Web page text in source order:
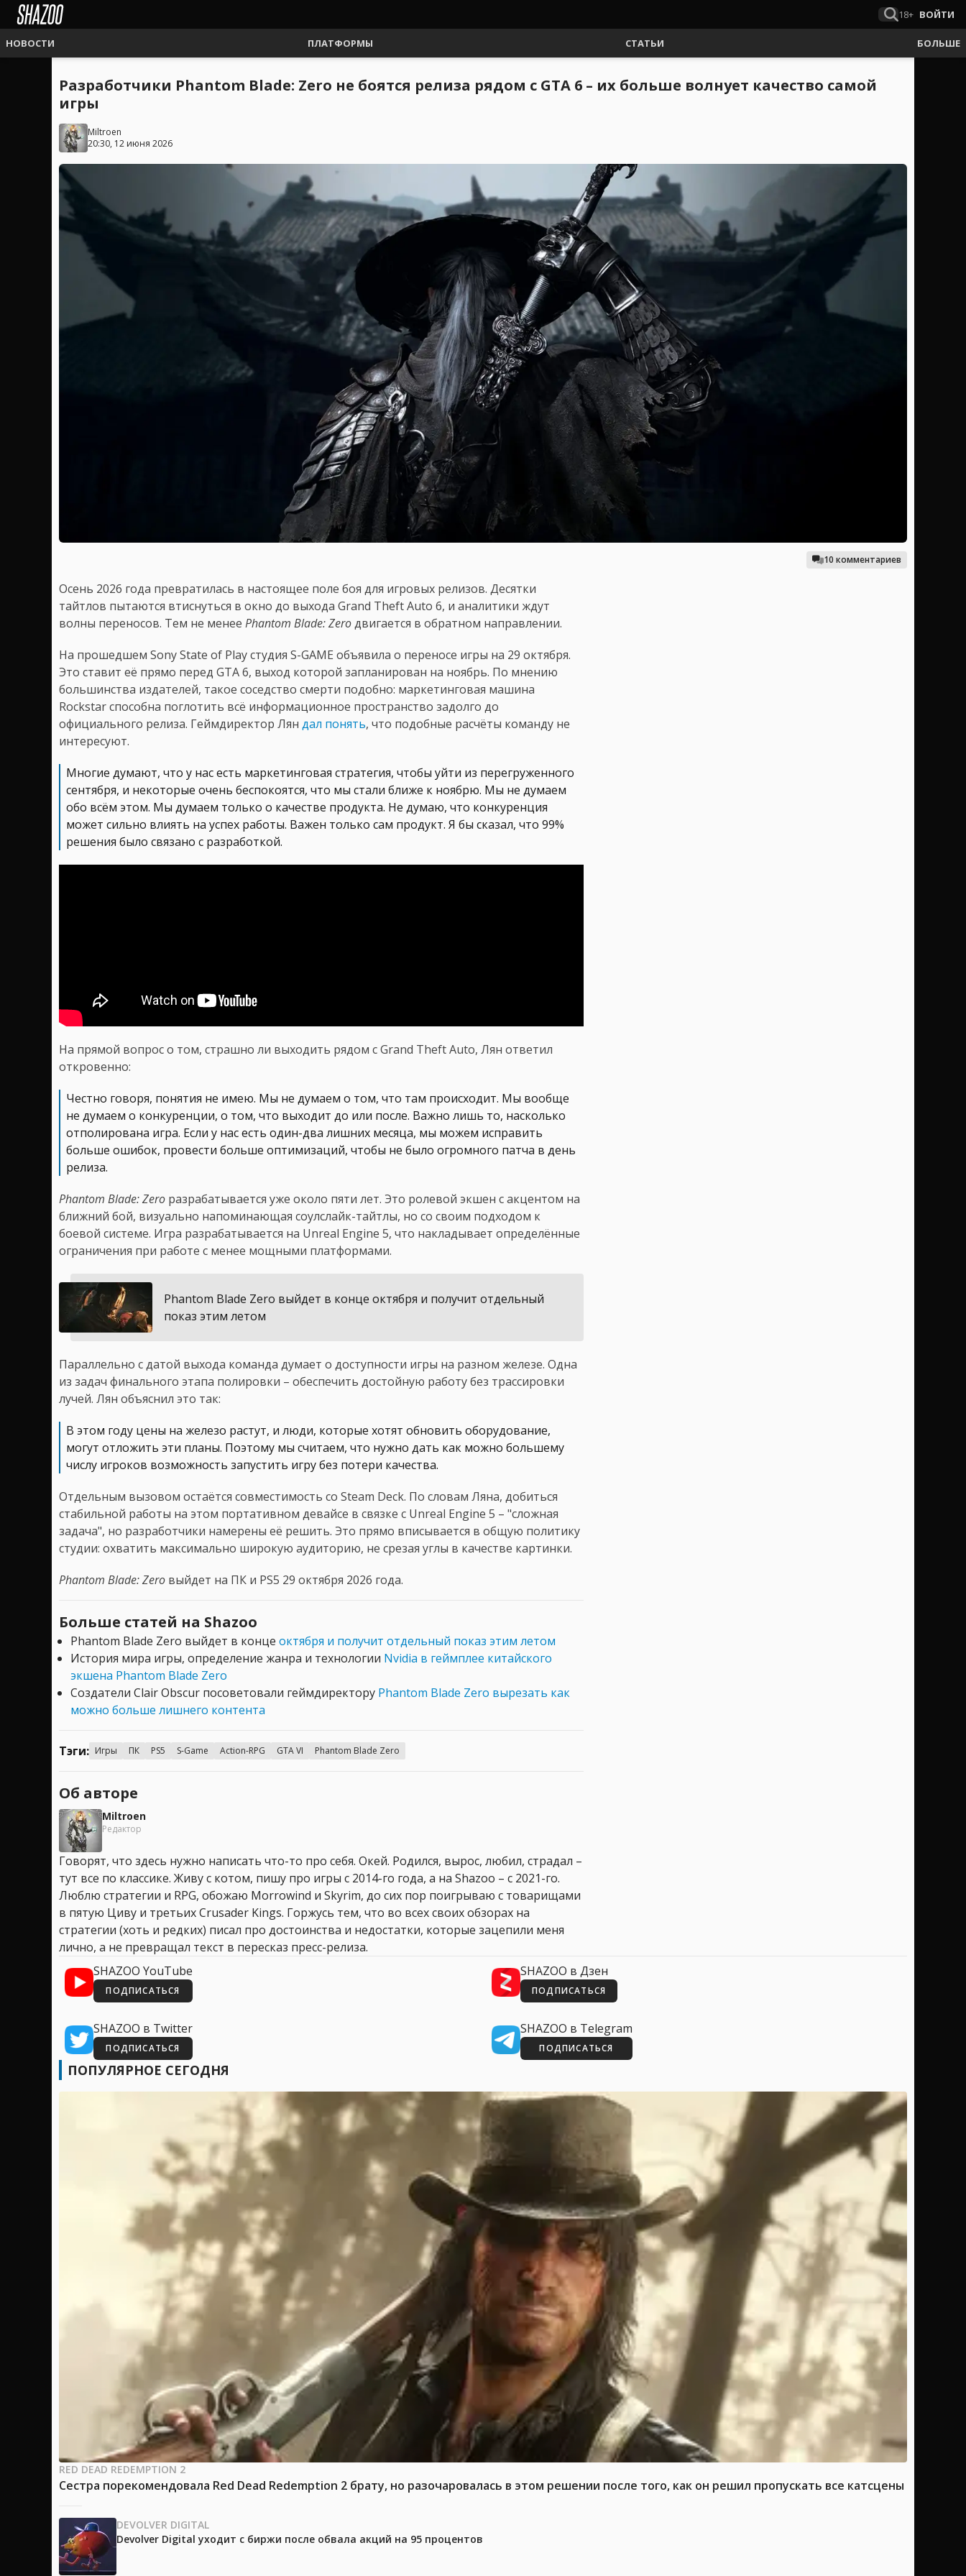
18+ ВОЙТИ
НОВОСТИ ПЛАТФОРМЫ СТАТЬИ БОЛЬШЕ
Разработчики Phantom Blade: Zero не боятся релиза рядом с GTA 6 – их больше волнует качество самой
игры
Miltroen
20:30, 12 июня 2026
10 комментариев
Осень 2026 года превратилась в настоящее поле боя для игровых релизов. Десятки
тайтлов пытаются втиснуться в окно до выхода Grand Theft Auto 6, и аналитики ждут
волны переносов. Тем не менее Phantom Blade: Zeroдвигается в обратном направлении.
На прошедшем Sony State of Play студия S-GAME объявила о переносе игры на 29 октября.
Это ставит её прямо перед GTA 6, выход которой запланирован на ноябрь. По мнению
большинства издателей, такое соседство смерти подобно: маркетинговая машина
Rockstar способна поглотить всё информационное пространство задолго до
официального релиза. Геймдиректор Лян дал понять, что подобные расчёты команду не
интересуют.
Многие думают, что у нас есть маркетинговая стратегия, чтобы уйти из перегруженного
сентября, и некоторые очень беспокоятся, что мы стали ближе к ноябрю. Мы не думаем
обо всём этом. Мы думаем только о качестве продукта. Не думаю, что конкуренция
может сильно влиять на успех работы. Важен только сам продукт. Я бы сказал, что 99%
решения было связано с разработкой.
На прямой вопрос о том, страшно ли выходить рядом с Grand Theft Auto, Лян ответил
откровенно:
Честно говоря, понятия не имею. Мы не думаем о том, что там происходит. Мы вообще
не думаем о конкуренции, о том, что выходит до или после. Важно лишь то, насколько
отполирована игра. Если у нас есть один-два лишних месяца, мы можем исправить
больше ошибок, провести больше оптимизаций, чтобы не было огромного патча в день
релиза.
Phantom Blade: Zero разрабатывается уже около пяти лет. Это ролевой экшен с акцентом на
ближний бой, визуально напоминающая соулслайк-тайтлы, но со своим подходом к
боевой системе. Игра разрабатывается на Unreal Engine 5, что накладывает определённые
ограничения при работе с менее мощными платформами.
Phantom Blade Zero выйдет в конце октября и получит отдельный
показ этим летом
Параллельно с датой выхода команда думает о доступности игры на разном железе. Одна
из задач финального этапа полировки – обеспечить достойную работу без трассировки
лучей. Лян объяснил это так:
В этом году цены на железо растут, и люди, которые хотят обновить оборудование,
могут отложить эти планы. Поэтому мы считаем, что нужно дать как можно большему
числу игроков возможность запустить игру без потери качества.
Отдельным вызовом остаётся совместимость со Steam Deck. По словам Ляна, добиться
стабильной работы на этом портативном девайсе в связке с Unreal Engine 5 – "сложная
задача", но разработчики намерены её решить. Это прямо вписывается в общую политику
студии: охватить максимально широкую аудиторию, не срезая углы в качестве картинки.
Phantom Blade: Zero выйдет на ПК и PS5 29 октября 2026 года.
Больше статей на Shazoo
Phantom Blade Zero выйдет в конце октября и получит отдельный показ этим летом
История мира игры, определение жанра и технологии Nvidia в геймплее китайского
экшена Phantom Blade Zero
Создатели Clair Obscur посоветовали геймдиректору Phantom Blade Zero вырезать как
можно больше лишнего контента
Тэги: Игры ПК PS5 S-Game Action-RPG GTA VI Phantom Blade Zero
Об авторе
Miltroen
Редактор
Говорят, что здесь нужно написать что-то про себя. Окей. Родился, вырос, любил, страдал –
тут все по классике. Живу с котом, пишу про игры с 2014-го года, а на Shazoo – с 2021-го.
Люблю стратегии и RPG, обожаю Morrowind и Skyrim, до сих пор поигрываю с товарищами
в пятую Циву и третьих Crusader Kings. Горжусь тем, что во всех своих обзорах на
стратегии (хоть и редких) писал про достоинства и недостатки, которые зацепили меня
лично, а не превращал текст в пересказ пресс-релиза.
SHAZOO YouTube
ПОДПИСАТЬСЯ
SHAZOO в Дзен
ПОДПИСАТЬСЯ
SHAZOO в Twitter
ПОДПИСАТЬСЯ
SHAZOO в Telegram
ПОДПИСАТЬСЯ
ПОПУЛЯРНОЕ СЕГОДНЯ
RED DEAD REDEMPTION 2
Сестра порекомендовала Red Dead Redemption 2 брату, но разочаровалась в этом решении после того, как он решил пропускать все катсцены
DEVOLVER DIGITAL
Devolver Digital уходит с биржи после обвала акций на 95 процентов